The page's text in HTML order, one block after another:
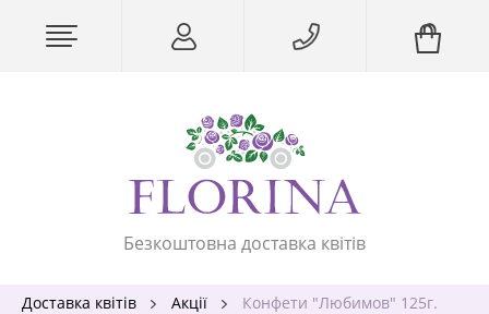
Безкоштовна доставка квітів
Доставка квітів Акції Конфети "Любимов" 125г.